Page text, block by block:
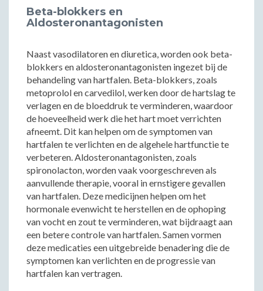
Beta-blokkers en
Aldosteronantagonisten
Naast vasodilatoren en diuretica, worden ook beta-
blokkers en aldosteronantagonisten ingezet bij de
behandeling van hartfalen. Beta-blokkers, zoals
metoprolol en carvedilol, werken door de hartslag te
verlagen en de bloeddruk te verminderen, waardoor
de hoeveelheid werk die het hart moet verrichten
afneemt. Dit kan helpen om de symptomen van
hartfalen te verlichten en de algehele hartfunctie te
verbeteren. Aldosteronantagonisten, zoals
spironolacton, worden vaak voorgeschreven als
aanvullende therapie, vooral in ernstigere gevallen
van hartfalen. Deze medicijnen helpen om het
hormonale evenwicht te herstellen en de ophoping
van vocht en zout te verminderen, wat bijdraagt aan
een betere controle van hartfalen. Samen vormen
deze medicaties een uitgebreide benadering die de
symptomen kan verlichten en de progressie van
hartfalen kan vertragen.